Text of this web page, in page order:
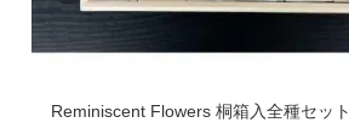
Reminiscent Flowers 桐箱入全種セット